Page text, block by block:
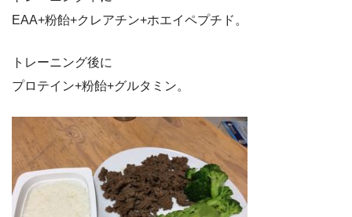
EAA+粉飴+クレアチン+ホエイペプチド。
トレーニング後に
プロテイン+粉飴+グルタミン。